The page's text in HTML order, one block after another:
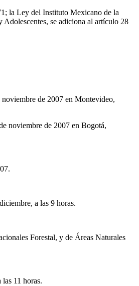
la Ley del Instituto Mexicano de la
se adiciona al artículo 28
de 2007 en Montevideo,
noviembre de 2007 en Bogotá,
a las 9 horas.
Forestal, y de Áreas Naturales
11 horas.